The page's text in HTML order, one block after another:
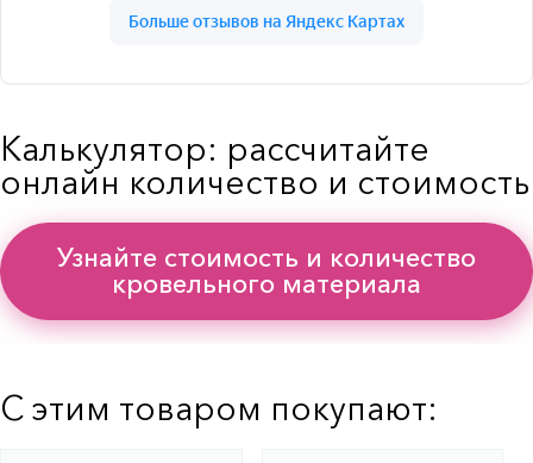
Калькулятор: рассчитайте
онлайн количество и стоимость
Узнайте стоимость и количество
кровельного материала
С этим товаром покупают: